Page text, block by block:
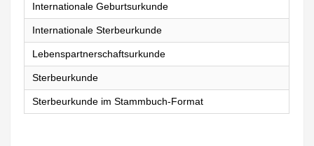
Internationale Geburtsurkunde
Internationale Sterbeurkunde
Lebenspartnerschaftsurkunde
Sterbeurkunde
Sterbeurkunde im Stammbuch-Format